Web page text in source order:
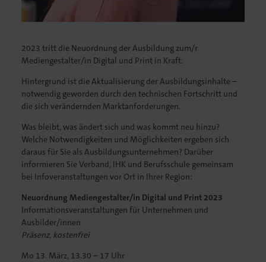
Gedruckt.
2023 tritt die Neuordnung der Ausbildung zum/r
Mediengestalter/in Digital und Print in Kraft.
Hintergrund ist die Aktualisierung der Ausbildungsinhalte –
notwendig geworden durch den technischen Fortschritt und
die sich verändernden Marktanforderungen.
Was bleibt, was ändert sich und was kommt neu hinzu?
Welche Notwendigkeiten und Möglichkeiten ergeben sich
daraus für Sie als Ausbildungsunternehmen? Darüber
informieren Sie Verband, IHK und Berufsschule gemeinsam
bei Infoveranstaltungen vor Ort in Ihrer Region:
Neuordnung Mediengestalter/in Digital und Print 2023
Informationsveranstaltungen für Unternehmen und
Ausbilder/innen
Präsenz, kostenfrei
Mo 13. März, 13.30 – 17 Uhr